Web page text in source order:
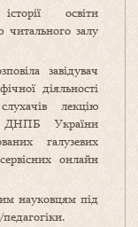
освіти
читального залу
завідувач
діяльності
лекцію
ДНПБ України
галузевих
онлайн
науковцям під